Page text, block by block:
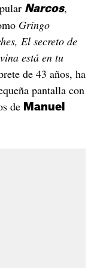
Narcos,
Gringo
El secreto de
está en tu
de 43 años, ha
pantalla con
de Manuel